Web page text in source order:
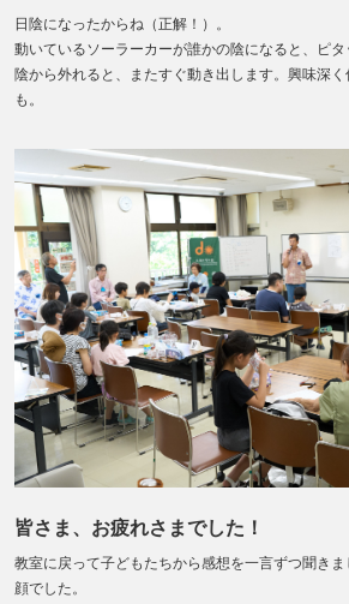
日陰になったからね（正解！）。
動いているソーラーカーが誰かの陰になると、ピタ
陰から外れると、またすぐ動き出します。興味深
も。
皆さま、お疲れさまでした！
教室に戻って子どもたちから感想を一言ずつ聞き
顔でした。